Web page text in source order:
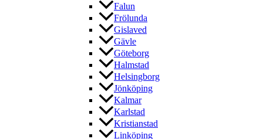
Falun
Frölunda
Gislaved
Gävle
Göteborg
Halmstad
Helsingborg
Jönköping
Kalmar
Karlstad
Kristianstad
Linköping